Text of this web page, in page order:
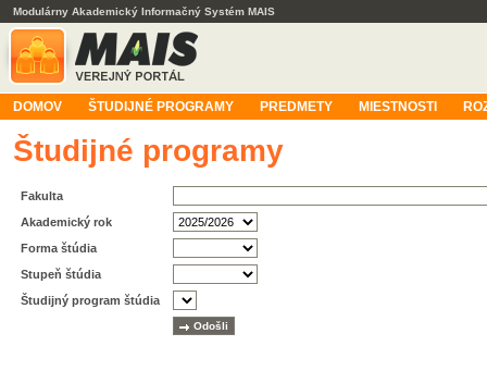
Modulárny Akademický Informačný Systém MAIS
DOMOV ŠTUDIJNÉ PROGRAMY PREDMETY MIESTNOSTI
Študijné programy
Fakulta
Akademický rok
Forma štúdia
Stupeň štúdia
Študijný program štúdia